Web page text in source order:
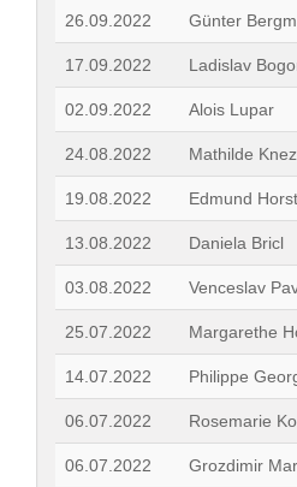
26.09.2022 Günter
17.09.2022 Ladislav
02.09.2022 Alois Lupar
24.08.2022 Mathilde Knez
19.08.2022 Edmund
13.08.2022 Daniela Bricl
03.08.2022 Venceslav
25.07.2022 Margarethe
14.07.2022 Philippe
06.07.2022 Rosemarie
06.07.2022 Grozdimir